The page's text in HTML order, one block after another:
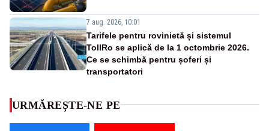
7 aug. 2026, 10:01
Tarifele pentru rovinietă și sistemul
TollRo se aplică de la 1 octombrie 2026.
Ce se schimbă pentru șoferi și
transportatori
URMĂREȘTE-NE PE